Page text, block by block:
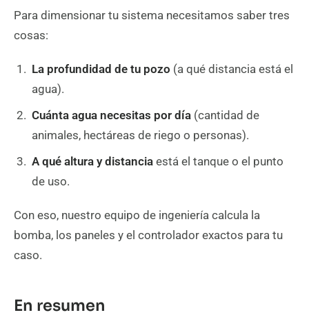
Para dimensionar tu sistema necesitamos saber tres
cosas:
La profundidad de tu pozo (a qué distancia está el
agua).
Cuánta agua necesitas por día (cantidad de
animales, hectáreas de riego o personas).
A qué altura y distancia está el tanque o el punto
de uso.
Con eso, nuestro equipo de ingeniería calcula la
bomba, los paneles y el controlador exactos para tu
caso.
En resumen